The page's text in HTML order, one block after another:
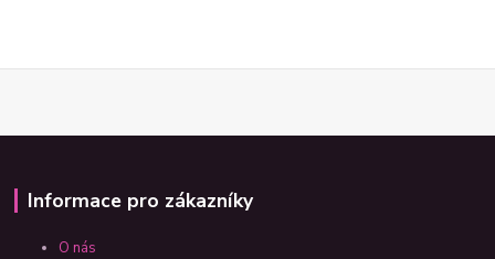
Informace pro zákazníky
O nás